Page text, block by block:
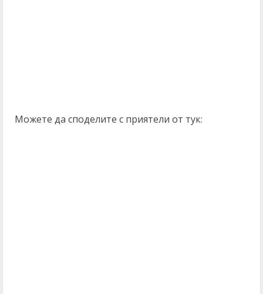
Можете да споделите с приятели от тук: